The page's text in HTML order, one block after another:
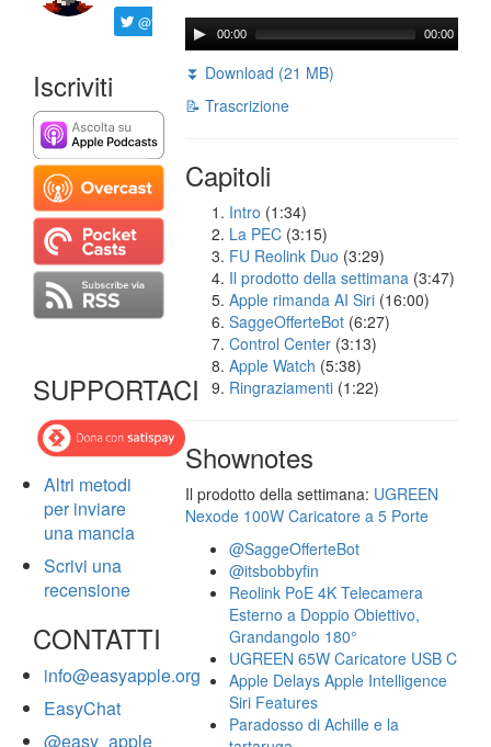
@ftrava
Iscriviti
SUPPORTACI
Altri metodi
per inviare
una mancia
Scrivi una
recensione
CONTATTI
info@easyapple.org
EasyChat
@easy_apple
00:00 00:00
⏬ Download (21 MB)
📝 Trascrizione
Capitoli
Intro (1:34)
La PEC (3:15)
FU Reolink Duo (3:29)
Il prodotto della settimana (3:47)
Apple rimanda AI Siri (16:00)
SaggeOfferteBot (6:27)
Control Center (3:13)
Apple Watch (5:38)
Ringraziamenti (1:22)
Shownotes
Il prodotto della settimana: UGREEN
Nexode 100W Caricatore a 5 Porte
@SaggeOfferteBot
@itsbobbyfin
Reolink PoE 4K Telecamera
Esterno a Doppio Obiettivo,
Grandangolo 180°
UGREEN 65W Caricatore USB C
Apple Delays Apple Intelligence
Siri Features
Paradosso di Achille e la